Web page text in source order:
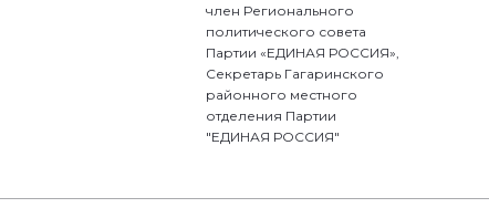
член Регионального
политического совета
Партии «ЕДИНАЯ РОССИЯ»,
Секретарь Гагаринского
районного местного
отделения Партии
"ЕДИНАЯ РОССИЯ"